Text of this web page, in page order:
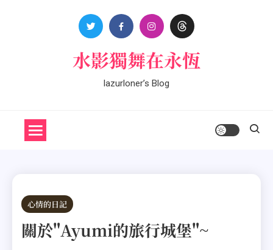
水影獨舞在永恆
lazurloner’s Blog
心情的日記
關於"Ayumi的旅行城堡"~